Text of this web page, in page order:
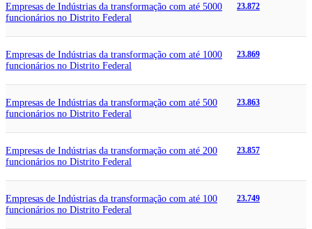
Empresas de Indústrias da transformação com até 5000
funcionários no Distrito Federal
23.872
Empresas de Indústrias da transformação com até 1000
funcionários no Distrito Federal
23.869
Empresas de Indústrias da transformação com até 500
funcionários no Distrito Federal
23.863
Empresas de Indústrias da transformação com até 200
funcionários no Distrito Federal
23.857
Empresas de Indústrias da transformação com até 100
funcionários no Distrito Federal
23.749